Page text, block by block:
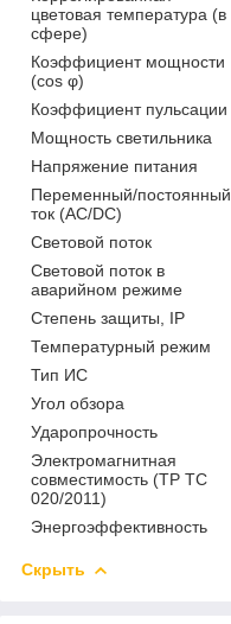
цветовая температура (в
сфере)
Коэффициент мощности
(cos φ)
Коэффициент пульсации
Мощность светильника
Напряжение питания
Переменный/постоянный
ток (AC/DC)
Световой поток
Световой поток в
аварийном режиме
Степень защиты, IP
Температурный режим
Тип ИС
Угол обзора
Ударопрочность
Электромагнитная
совместимость (ТР ТС
020/2011)
Энергоэффективность
Скрыть